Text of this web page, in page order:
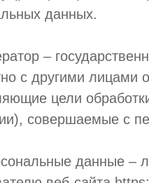
данных.
–
с другими лицами
цели
совершаемые с
данные –